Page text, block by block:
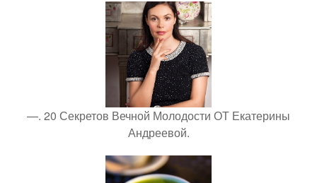
—. 20 Секретов Вечной Молодости ОТ Екатерины
Андреевой.